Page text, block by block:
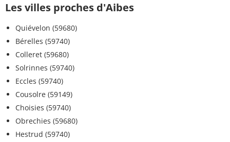
Les villes proches d'Aibes
Quiévelon (59680)
Bérelles (59740)
Colleret (59680)
Solrinnes (59740)
Eccles (59740)
Cousolre (59149)
Choisies (59740)
Obrechies (59680)
Hestrud (59740)